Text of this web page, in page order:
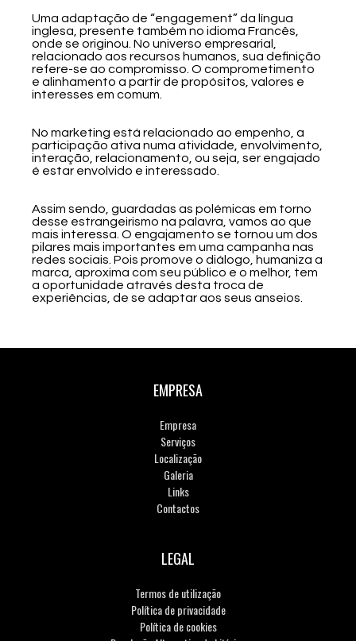
Uma adaptação de “engagement” da língua
inglesa, presente também no idioma Francês,
onde se originou. No universo empresarial,
relacionado aos recursos humanos, sua definição
refere-se ao compromisso. O comprometimento
e alinhamento a partir de propósitos, valores e
interesses em comum.
No marketing está relacionado ao empenho, a
participação ativa numa atividade, envolvimento,
interação, relacionamento, ou seja, ser engajado
é estar envolvido e interessado.
Assim sendo, guardadas as polémicas em torno
desse estrangeirismo na palavra, vamos ao que
mais interessa. O engajamento se tornou um dos
pilares mais importantes em uma campanha nas
redes sociais. Pois promove o diálogo, humaniza a
marca, aproxima com seu público e o melhor, tem
a oportunidade através desta troca de
experiências, de se adaptar aos seus anseios.
EMPRESA
Empresa
Serviços
Localização
Galeria
Links
Contactos
LEGAL
Termos de utilização
Política de privacidade
Política de cookies